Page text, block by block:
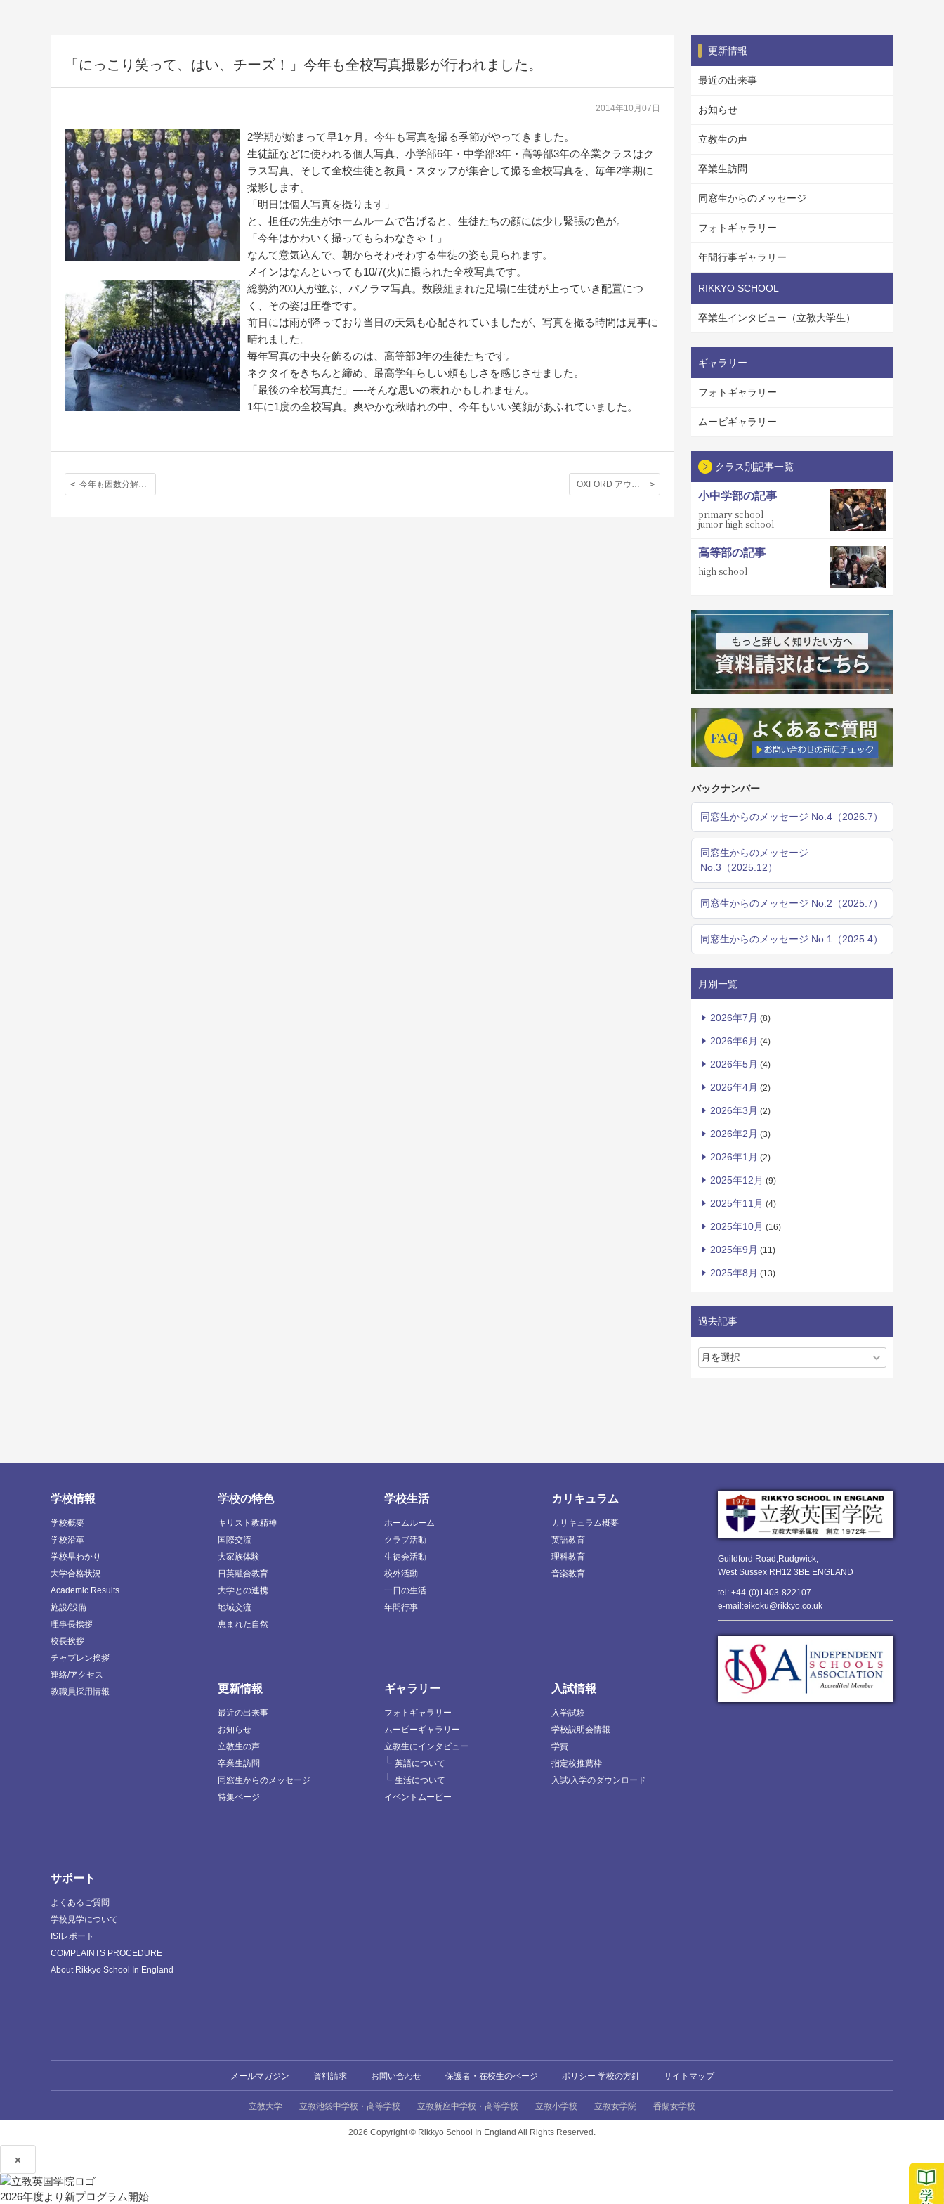
「にっこり笑って、はい、チーズ！」今年も全校写真撮影が行われました。
2014年10月07日
2学期が始まって早1ヶ月。今年も写真を撮る季節がやってきました。
生徒証などに使われる個人写真、小学部6年・中学部3年・高等部3年の卒業クラスはク
ラス写真、そして全校生徒と教員・スタッフが集合して撮る全校写真を、毎年2学期に
撮影します。
「明日は個人写真を撮ります」
と、担任の先生がホームルームで告げると、生徒たちの顔には少し緊張の色が。
「今年はかわいく撮ってもらわなきゃ！」
なんて意気込んで、朝からそわそわする生徒の姿も見られます。
メインはなんといっても10/7(火)に撮られた全校写真です。
総勢約200人が並ぶ、パノラマ写真。数段組まれた足場に生徒が上っていき配置につ
く、その姿は圧巻です。
前日には雨が降っており当日の天気も心配されていましたが、写真を撮る時間は見事に
晴れました。
毎年写真の中央を飾るのは、高等部3年の生徒たちです。
ネクタイをきちんと締め、最高学年らしい頼もしさを感じさせました。
「最後の全校写真だ」—-そんな思いの表れかもしれません。
1年に1度の全校写真。爽やかな秋晴れの中、今年もいい笑顔があふれていました。
今年も因数分解コンクール！ OXFORD アウティング（高等部２年）
更新情報
最近の出来事
お知らせ
立教生の声
卒業生訪問
同窓生からのメッセージ
フォトギャラリー
年間行事ギャラリー
RIKKYO SCHOOL
卒業生インタビュー（立教大学生）
ギャラリー
フォトギャラリー
ムービギャラリー
クラス別記事一覧
小中学部の記事
primary school
junior high school
高等部の記事
high school
バックナンバー
同窓生からのメッセージ No.4（2026.7）
同窓生からのメッセージ
No.3（2025.12）
同窓生からのメッセージ No.2（2025.7）
同窓生からのメッセージ No.1（2025.4）
月別一覧
2026年7月 (8)
2026年6月 (4)
2026年5月 (4)
2026年4月 (2)
2026年3月 (2)
2026年2月 (3)
2026年1月 (2)
2025年12月 (9)
2025年11月 (4)
2025年10月 (16)
2025年9月 (11)
2025年8月 (13)
過去記事
Guildford Road,Rudgwick,
West Sussex RH12 3BE ENGLAND
tel: +44-(0)1403-822107
e-mail:eikoku@rikkyo.co.uk
学校情報
学校概要
学校沿革
学校早わかり
大学合格状況
Academic Results
施設/設備
理事長挨拶
校長挨拶
チャプレン挨拶
連絡/アクセス
教職員採用情報
学校の特色
キリスト教精神
国際交流
大家族体験
日英融合教育
大学との連携
地域交流
恵まれた自然
学校生活
ホームルーム
クラブ活動
生徒会活動
校外活動
一日の生活
年間行事
カリキュラム
カリキュラム概要
英語教育
理科教育
音楽教育
更新情報
最近の出来事
お知らせ
立教生の声
卒業生訪問
同窓生からのメッセージ
特集ページ
ギャラリー
フォトギャラリー
ムービーギャラリー
立教生にインタビュー
└ 英語について
└ 生活について
イベントムービー
入試情報
入学試験
学校説明会情報
学費
指定校推薦枠
入試/入学のダウンロード
サポート
よくあるご質問
学校見学について
ISIレポート
COMPLAINTS PROCEDURE
About Rikkyo School In England
メールマガジン 資料請求 お問い合わせ 保護者・在校生のページ ポリシー 学校の方針 サイトマップ
立教大学 立教池袋中学校・高等学校 立教新座中学校・高等学校 立教小学校 立教女学院 香蘭女学校
2026 Copyright © Rikkyo School In England All Rights Reserved.
×
2026年度より新プログラム開始